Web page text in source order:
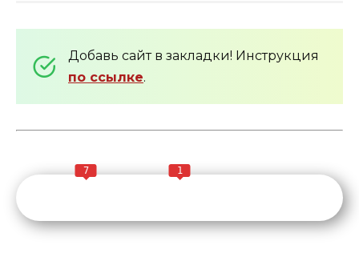
Добавь сайт в закладки! Инструкция
по ссылке.
7 1